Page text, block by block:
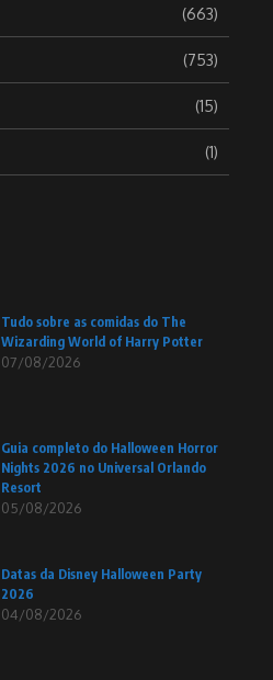
(663)
(753)
(15)
(1)
Tudo sobre as comidas do The
Wizarding World of Harry Potter
07/08/2026
Guia completo do Halloween Horror
Nights 2026 no Universal Orlando
Resort
05/08/2026
Datas da Disney Halloween Party
2026
04/08/2026